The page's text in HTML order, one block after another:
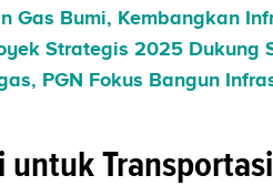
Gas Bumi, Kembangkan
Strategis 2025 Dukung
PGN Fokus Bangun
untuk